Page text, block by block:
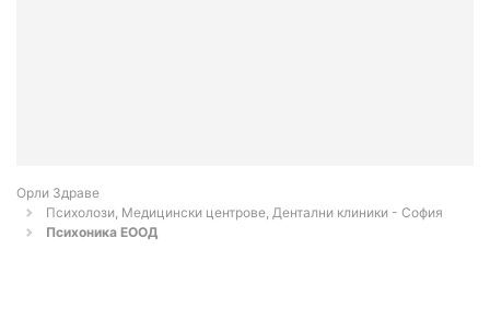
Орли Здраве
Психолози, Медицински центрове, Дентални клиники - София
Психоника ЕООД